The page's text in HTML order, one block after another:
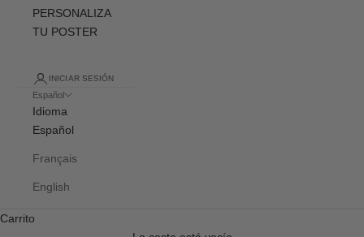
PERSONALIZA
TU POSTER
INICIAR SESIÓN
Español
Idioma
Español
Français
English
Carrito